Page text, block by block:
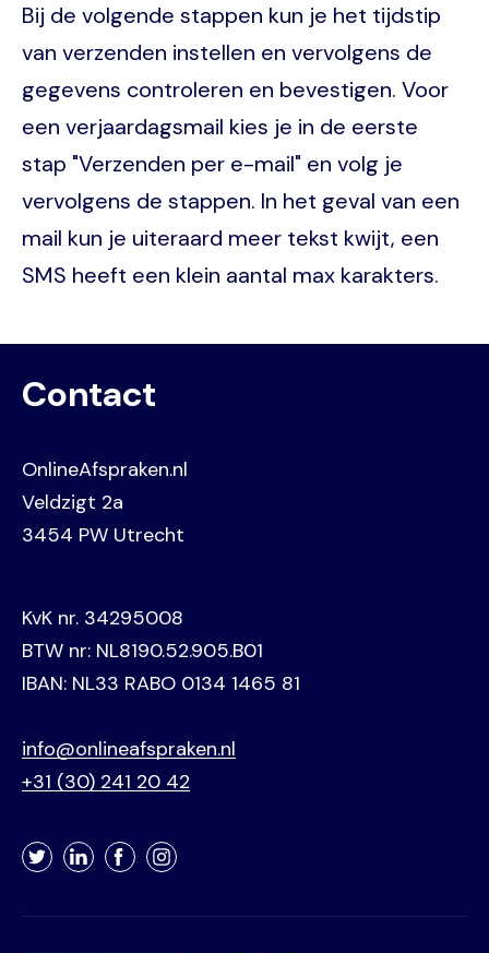
Bij de volgende stappen kun je het tijdstip
van verzenden instellen en vervolgens de
gegevens controleren en bevestigen. Voor
een verjaardagsmail kies je in de eerste
stap "Verzenden per e-mail" en volg je
vervolgens de stappen. In het geval van een
mail kun je uiteraard meer tekst kwijt, een
SMS heeft een klein aantal max karakters.
Contact
OnlineAfspraken.nl
Veldzigt 2a
3454 PW Utrecht
KvK nr. 34295008
BTW nr: NL8190.52.905.B01
IBAN: NL33 RABO 0134 1465 81
info@onlineafspraken.nl
+31 (30) 241 20 42
TwitterLinkedInFacebookInstagram